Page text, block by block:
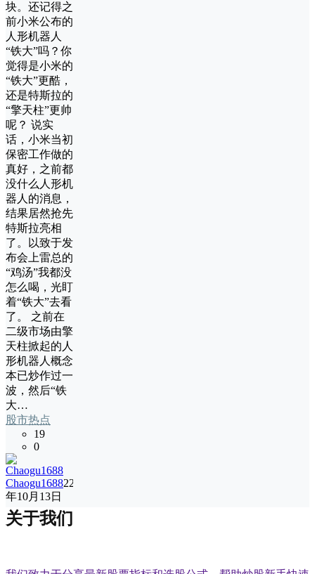
块。还记得之
前小米公布的
人形机器人
“铁大”吗？你
觉得是小米的
“铁大”更酷，
还是特斯拉的
“擎天柱”更帅
呢？ 说实
话，小米当初
保密工作做的
真好，之前都
没什么人形机
器人的消息，
结果居然抢先
特斯拉亮相
了。以致于发
布会上雷总的
“鸡汤”我都没
怎么喝，光盯
着“铁大”去看
了。 之前在
二级市场由擎
天柱掀起的人
形机器人概念
本已炒作过一
波，然后“铁
大…
股市热点
19
0
Chaogu168822
年10月13日
关于我们